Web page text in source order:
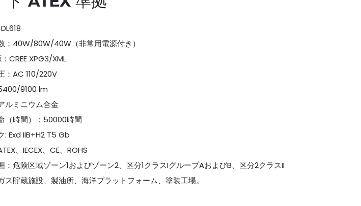
：40W/80W/40W（非常用電源付き）
：CREE XPG3/XML
：AC 110/220V
9100 lm
ルミニウム合金
（時間）：50000時間
: Exd IIB+H2 T5 Gb
、IECEX、CE、ROHS
：危険区域ゾーン1およびゾーン2、区分1クラスIグループAおよびB、区分2クラスII
ス貯蔵施設、製油所、海洋プラットフォーム、塗装工場。